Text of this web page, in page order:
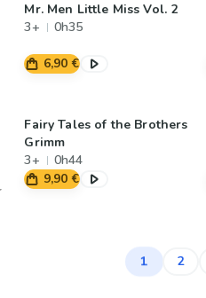
Mr. Men Little Miss Vol. 2
3+
0h35
6,90 €
Fairy Tales of the Brothers
Grimm
3+
0h44
9,90 €
1 2